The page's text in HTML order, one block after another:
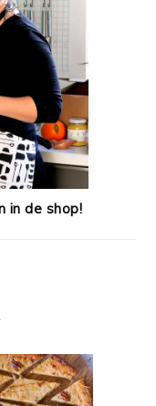
in de shop!